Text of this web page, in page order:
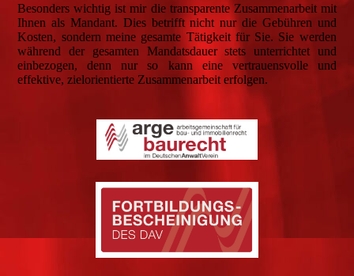
Besonders wichtig ist mir die transparente Zusammenarbeit mit
Ihnen als Mandant. Dies betrifft nicht nur die Gebühren und
Kosten, sondern meine gesamte Tätigkeit für Sie. Sie werden
während der gesamten Mandatsdauer stets unterrichtet und
einbezogen, denn nur so kann eine vertrauensvolle und
effektive, zielorientierte Zusammenarbeit erfolgen.